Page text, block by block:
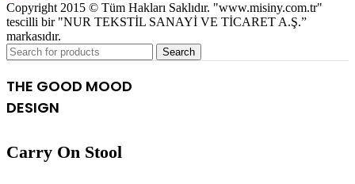
Copyright 2015 © Tüm Hakları Saklıdır. "www.misiny.com.tr"
tescilli bir "NUR TEKSTİL SANAYİ VE TİCARET A.Ş.”
markasıdır.
Search
THE GOOD MOOD
DESIGN
Carry On Stool